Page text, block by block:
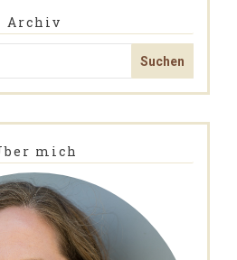
Archiv
mich